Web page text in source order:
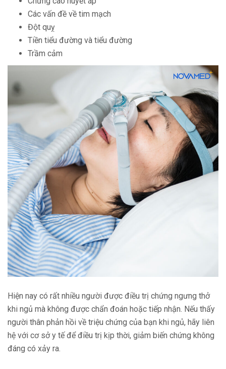
Các vấn đề về tim mạch
Đột quỵ
Tiền tiểu đường và tiểu đường
Trầm cảm
Hiện nay có rất nhiều người được điều trị chứng ngưng thở
khi ngủ mà không được chẩn đoán hoặc tiếp nhận. Nếu thấy
người thân phản hồi về triệu chứng của bạn khi ngủ, hãy liên
hệ với cơ sở y tế để điều trị kịp thời, giảm biến chứng không
đáng có xảy ra.